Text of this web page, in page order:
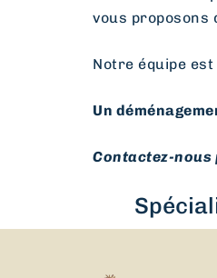
vous proposons
Notre équipe
Un
Contactez-nous